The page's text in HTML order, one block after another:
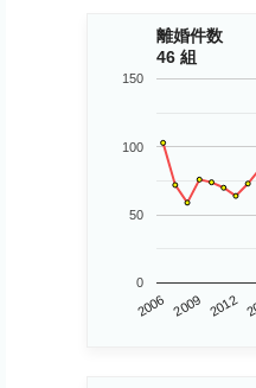
離婚件数
46 組
2006 2009 2012
0
50
100
150